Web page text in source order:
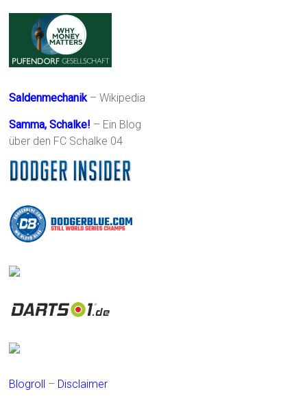
Saldenmechanik– Wikipedia
Samma, Schalke! – Ein Blog
über den FC Schalke 04
Blogroll – Disclaimer